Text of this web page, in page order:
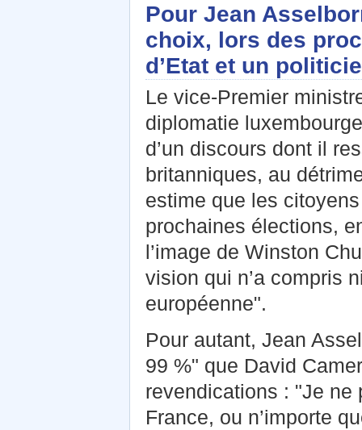
Pour Jean
choix, lors des
d’Etat et un
Le vice-Premier
diplomatie
d’un discours dont il
britanniques, au
estime que les
prochaines élections,
l’image de Winston
vision qui n’a compris
européenne".
Pour autant, Jean
99 %" que David
revendications : "Je ne
France, ou n’importe